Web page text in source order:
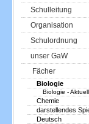
Schulleitung
Organisation
Schulordnung
unser GaW
Fächer
Biologie
Biologie -
Chemie
darstellendes
Deutsch